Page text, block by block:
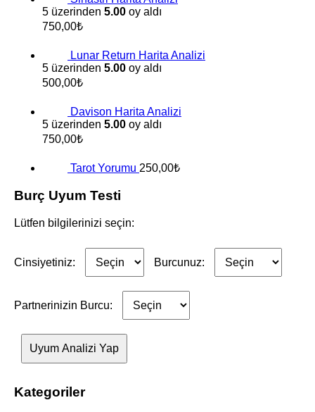
5 üzerinden 5.00 oy aldı
750,00₺
Lunar Return Harita Analizi
5 üzerinden 5.00 oy aldı
500,00₺
Davison Harita Analizi
5 üzerinden 5.00 oy aldı
750,00₺
Tarot Yorumu 250,00₺
Burç Uyum Testi
Lütfen bilgilerinizi seçin:
Cinsiyetiniz: Burcunuz:
Partnerinizin Burcu:
Uyum Analizi Yap
Kategoriler